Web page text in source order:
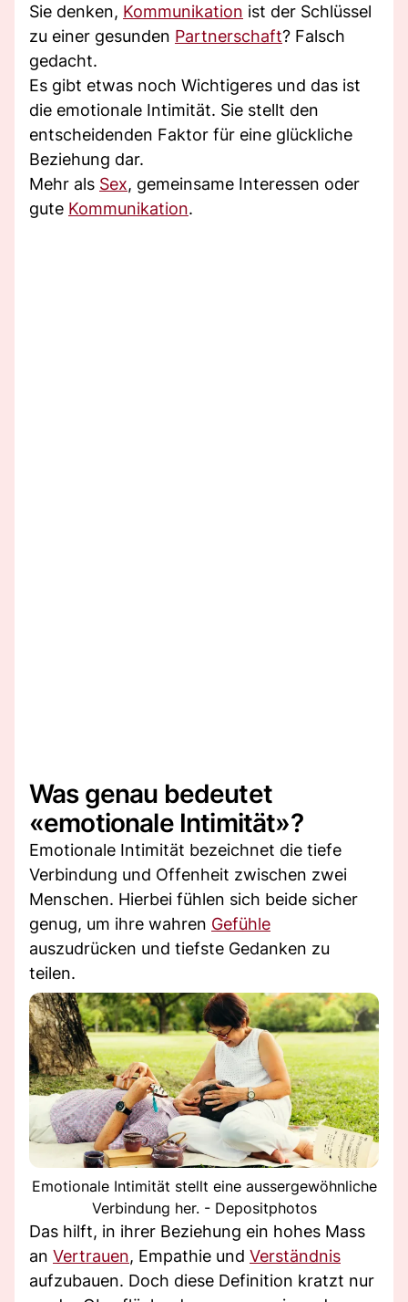
Sie denken, Kommunikation ist der Schlüssel
zu einer gesunden Partnerschaft? Falsch
gedacht.
Es gibt etwas noch Wichtigeres und das ist
die emotionale Intimität. Sie stellt den
entscheidenden Faktor für eine glückliche
Beziehung dar.
Mehr als Sex, gemeinsame Interessen oder
gute Kommunikation.
Was genau bedeutet
«emotionale Intimität»?
Emotionale Intimität bezeichnet die tiefe
Verbindung und Offenheit zwischen zwei
Menschen. Hierbei fühlen sich beide sicher
genug, um ihre wahren Gefühle
auszudrücken und tiefste Gedanken zu
teilen.
Emotionale Intimität stellt eine aussergewöhnliche
Verbindung her. - Depositphotos
Das hilft, in ihrer Beziehung ein hohes Mass
an Vertrauen, Empathie und Verständnis
aufzubauen. Doch diese Definition kratzt nur